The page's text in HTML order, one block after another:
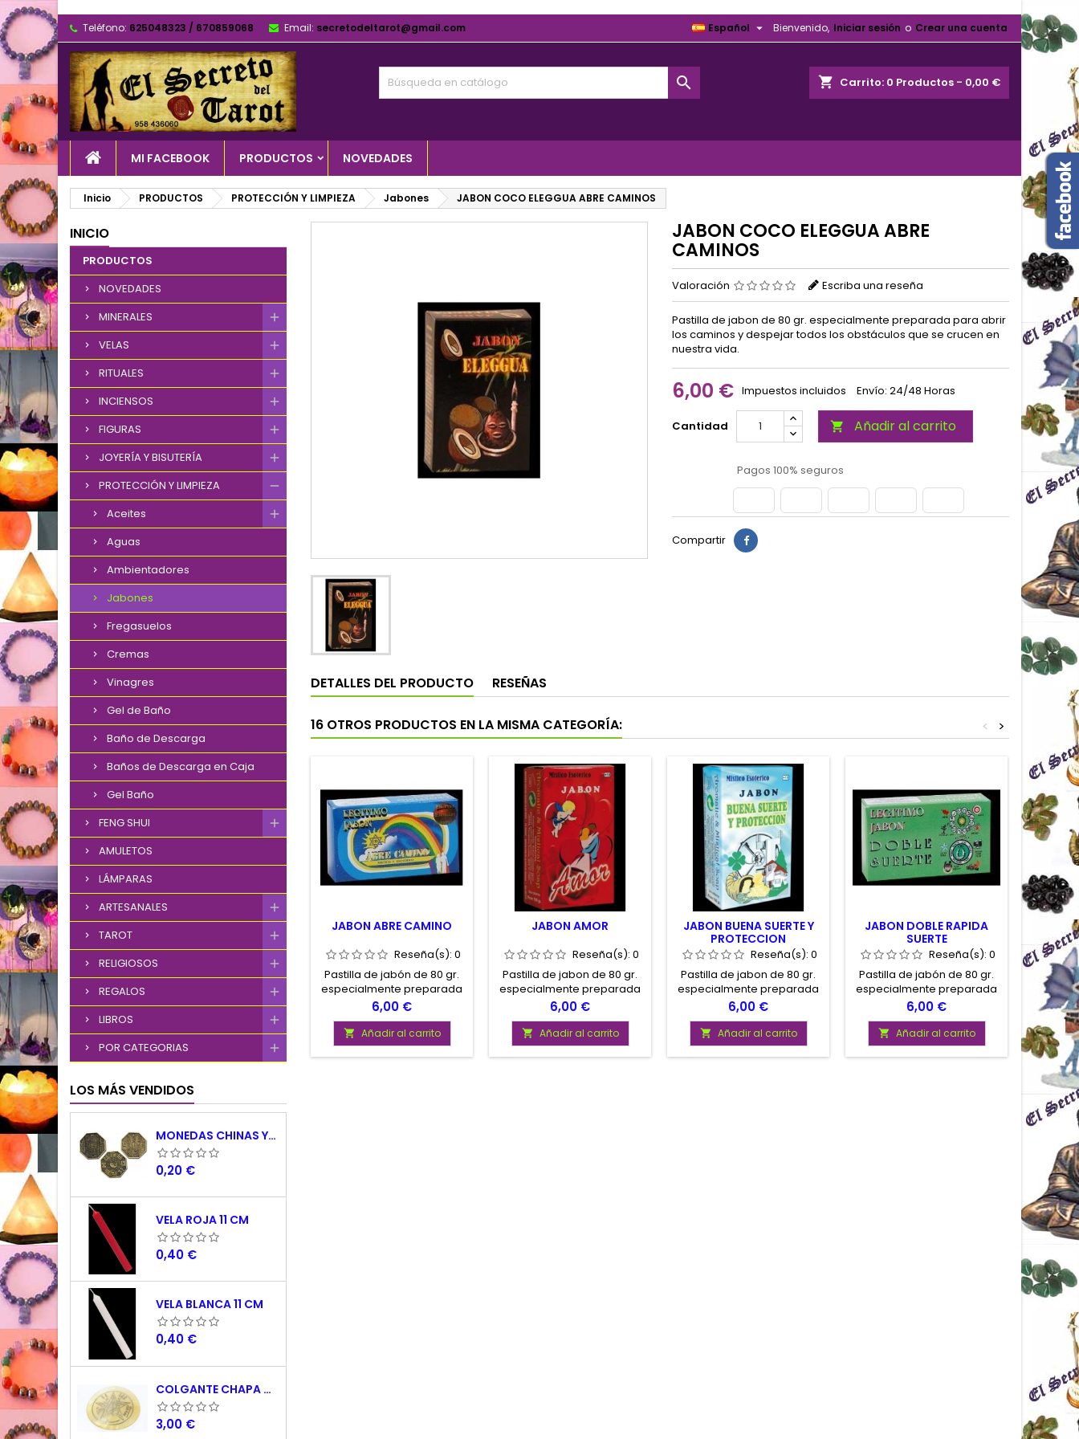
Teléfono: 625048323 / 670859068 Email: secretodeltarot@gmail.com Bienvenido, Iniciar sesión o Crear una cuenta
Español 
shopping_cart Carrito: 0 Productos - 0,00 €

MI FACEBOOK PRODUCTOS NOVEDADES
Inicio PRODUCTOS PROTECCIÓN Y LIMPIEZA Jabones JABON COCO ELEGGUA ABRE CAMINOS
INICIO
PRODUCTOS
NOVEDADES
MINERALES
VELAS
RITUALES
INCIENSOS
FIGURAS
JOYERÍA Y BISUTERÍA
PROTECCIÓN Y LIMPIEZA
Aceites
Aguas
Ambientadores
Jabones
Fregasuelos
Cremas
Vinagres
Gel de Baño
Baño de Descarga
Baños de Descarga en Caja
Gel Baño
FENG SHUI
AMULETOS
LÁMPARAS
ARTESANALES
TAROT
RELIGIOSOS
REGALOS
LIBROS
POR CATEGORIAS
LOS MÁS VENDIDOS
MONEDAS CHINAS YING YANG
Precio
0,20 €
VELA ROJA 11 CM
Precio
0,40 €
VELA BLANCA 11 CM
Precio
0,40 €
COLGANTE CHAPA NACAR TETRAGRAMATON 5 CM
Precio
3,00 €
JABON COCO ELEGGUA ABRE
CAMINOS
Valoración Escriba una reseña
Pastilla de jabon de 80 gr. especialmente preparada para abrir
los caminos y despejar todos los obstáculos que se crucen en
nuestra vida.
6,00 € Impuestos incluidos Envío: 24/48 Horas
Cantidad  Añadir al carrito
Pagos 100% seguros
Compartir
DETALLES DEL PRODUCTO RESEÑAS
16 OTROS PRODUCTOS EN LA MISMA CATEGORÍA: >
<
JABON ABRE CAMINO
Reseña(s): 0
Pastilla de jabón de 80 gr.
especialmente preparada
para abrir los caminos y
eliminar los obstáculos que
se crucen en tu vida
Precio
6,00 €
 Añadir al carrito
JABON AMOR
Reseña(s): 0
Pastilla de jabon de 80 gr.
especialmente preparada
para atraer el amor,
fomentar la unón de
parejas y la atracción
Precio
6,00 €
 Añadir al carrito
JABON BUENA SUERTE Y
PROTECCION
Reseña(s): 0
Pastilla de jabon de 80 gr.
especialmente preparada
para atraer la suerte en el
trabajo, en el dinero, en el
amor y protegernos de
todo mal que nos quieran
realizar
Precio
6,00 €
 Añadir al carrito
JABON DOBLE RAPIDA
SUERTE
Reseña(s): 0
Pastilla de jabón de 80 gr.
especialmente preparada
para atraer la suerte en el
amor, la salud, el trabajo, el
dinero y los juegos de azar
Precio
6,00 €
 Añadir al carrito
para
